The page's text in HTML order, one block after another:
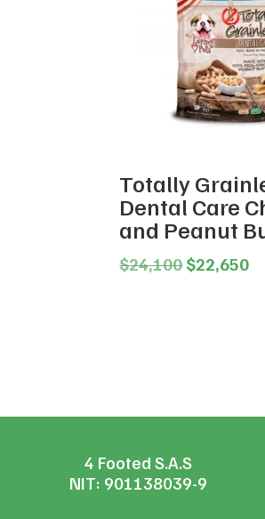
Totally
Dental Care
and Peanut
$24,100Original
$22,650
4 Footed S.A.S
NIT: 901138039-9